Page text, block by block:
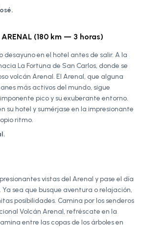
(180 km — 3 horas)
desayuno en el hotel antes de salir. A la
La Fortuna de San Carlos, donde se
volcán Arenal. El Arenal, que alguna
más activos del mundo, sigue
pico y su exuberante entorno.
su hotel y sumérjase en la impresionante
ritmo.
vistas del Arenal y pase el día
sea que busque aventura o relajación,
posibilidades. Camina por los senderos
Volcán Arenal, refréscate en la
entre las copas de los árboles en